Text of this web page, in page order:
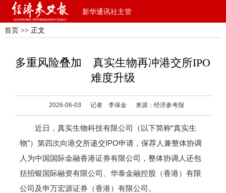
新华通讯社主管
首页 >> 正文
多重风险叠加 真实生物再冲港交所IPO
难度升级
2026-06-03 记者 李保金 来源：经济参考报
近日，真实生物科技有限公司（以下简称“真实生
物”）第四次向港交所递交IPO申请，保荐人兼整体协调
人为中国国际金融香港证券有限公司，整体协调人还包
括招银国际融资有限公司、华泰金融控股（香港）有限
公司及申万宏源证券（香港）有限公司。